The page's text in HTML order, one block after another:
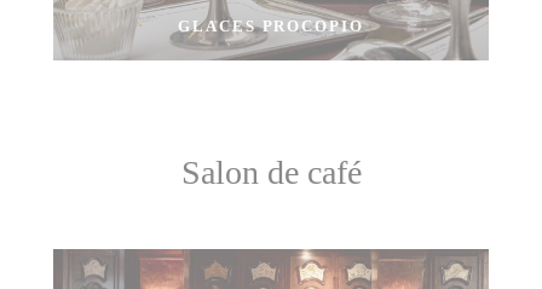
GLACES PROCOPIO
Salon de café